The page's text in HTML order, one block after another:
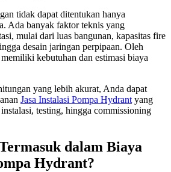
tidak dapat ditentukan hanya
Ada banyak faktor teknis yang
mulai dari luas bangunan, kapasitas fire
desain jaringan perpipaan. Oleh
kebutuhan dan estimasi biaya
yang lebih akurat, Anda dapat
Jasa Instalasi Pompa Hydrant yang
testing, hingga commissioning
dalam Biaya
Hydrant?